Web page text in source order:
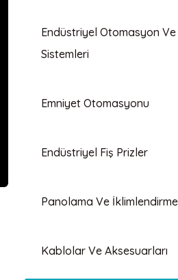
Endüstriyel Otomasyon
Sistemleri
Emniyet Otomasyonu
Endüstriyel Fiş Prizler
Panolama Ve İklimlendirme
Kablolar Ve Aksesuarları